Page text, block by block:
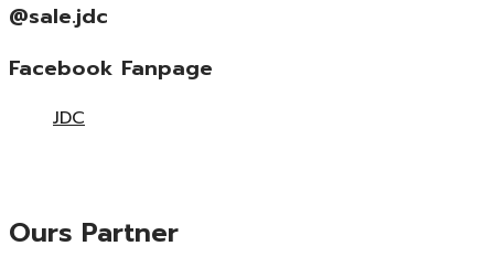
@sale.jdc
Facebook Fanpage
JDC
Ours Partner